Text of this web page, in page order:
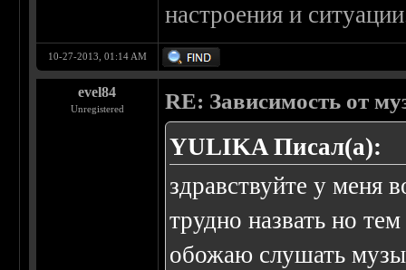
настроения и
10-27-2013, 01:14 AM
evel84
Unregistered RE: Зависимость от
YULIKA Писал(а):
здравствуйте у меня
трудно назвать но
обожаю слушать